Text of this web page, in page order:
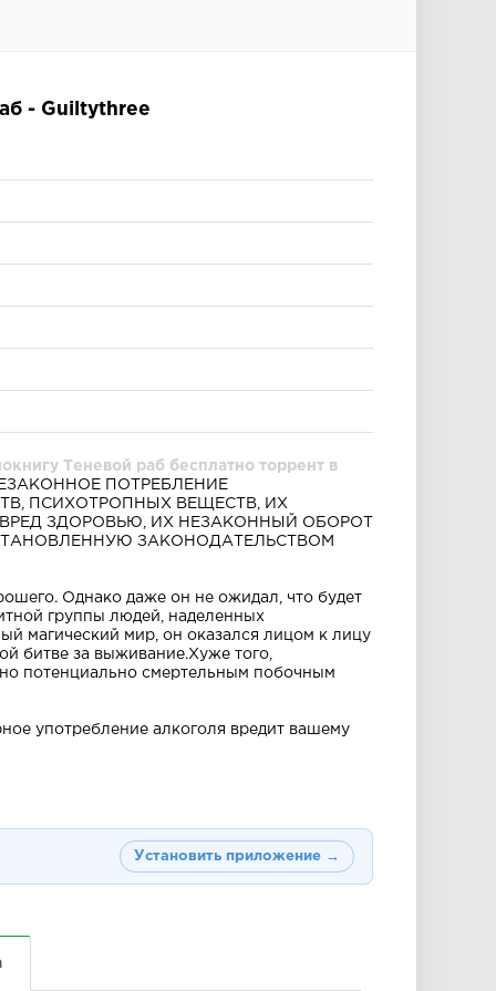
- Guiltythree
Теневой раб бесплатно торрент в
ПОТРЕБЛЕНИЕ
ПСИХОТРОПНЫХ ВЕЩЕСТВ, ИХ
ЗДОРОВЬЮ, ИХ НЕЗАКОННЫЙ ОБОРОТ
ЗАКОНОДАТЕЛЬСТВОМ
Однако даже он не ожидал, что будет
группы людей, наделенных
магический мир, он оказался лицом к лицу
битве за выживание.Хуже того,
потенциально смертельным побочным
употребление алкоголя вредит вашему
Установить приложение →